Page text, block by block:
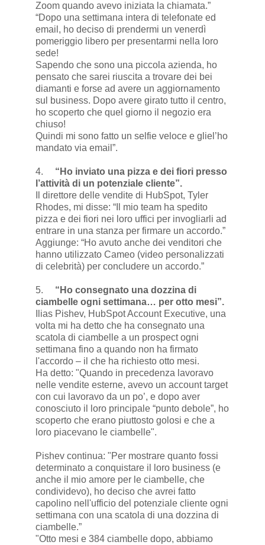
Zoom quando avevo iniziata la chiamata.”
“Dopo una settimana intera di telefonate ed
email, ho deciso di prendermi un venerdì
pomeriggio libero per presentarmi nella loro
sede!
Sapendo che sono una piccola azienda, ho
pensato che sarei riuscita a trovare dei bei
diamanti e forse ad avere un aggiornamento
sul business. Dopo avere girato tutto il centro,
ho scoperto che quel giorno il negozio era
chiuso!
Quindi mi sono fatto un selfie veloce e gliel’ho
mandato via email”.
4. “Ho inviato una pizza e dei fiori presso
l’attività di un potenziale cliente”.
Il direttore delle vendite di HubSpot, Tyler
Rhodes, mi disse: “Il mio team ha spedito
pizza e dei fiori nei loro uffici per invogliarli ad
entrare in una stanza per firmare un accordo.”
Aggiunge: “Ho avuto anche dei venditori che
hanno utilizzato Cameo (video personalizzati
di celebrità) per concludere un accordo.”
5.
“Ho consegnato una dozzina di
ciambelle ogni settimana… per otto mesi”.
Ilias Pishev, HubSpot Account Executive, una
volta mi ha detto che ha consegnato una
scatola di ciambelle a un prospect ogni
settimana fino a quando non ha firmato
l'accordo – il che ha richiesto otto mesi.
Ha detto: "Quando in precedenza lavoravo
nelle vendite esterne, avevo un account target
con cui lavoravo da un po’, e dopo aver
conosciuto il loro principale “punto debole”, ho
scoperto che erano piuttosto golosi e che a
loro piacevano le ciambelle".
Pishev continua: "Per mostrare quanto fossi
determinato a conquistare il loro business (e
anche il mio amore per le ciambelle, che
condividevo), ho deciso che avrei fatto
capolino nell'ufficio del potenziale cliente ogni
settimana con una scatola di una dozzina di
ciambelle.”
"Otto mesi e 384 ciambelle dopo, abbiamo